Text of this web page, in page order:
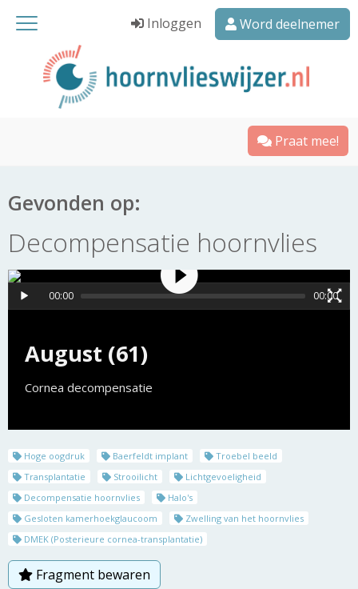
Inloggen Word deelnemer
Praat mee!
Gevonden op:
Decompensatie hoornvlies
August (61)
Cornea decompensatie
00:00 00:00
Hoge oogdruk Baerfeldt implant
Troebel beeld
Transplantatie
Strooilicht
Lichtgevoeligheid
Decompensatie hoornvlies
Halo's
Gesloten kamerhoekglaucoom
Zwelling van het hoornvlies
DMEK (Posterieure cornea-transplantatie)
Fragment bewaren